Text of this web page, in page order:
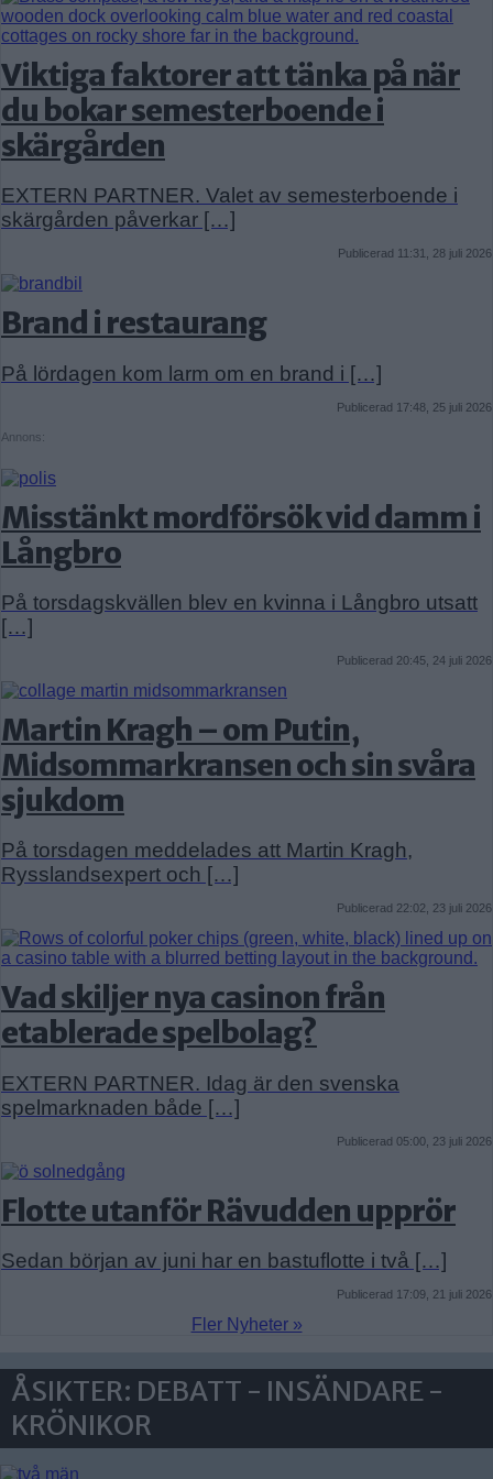
Viktiga faktorer att tänka på när
du bokar semesterboende i
skärgården
EXTERN PARTNER. Valet av semesterboende i
skärgården påverkar […]
Publicerad 11:31, 28 juli 2026
Brand i restaurang
På lördagen kom larm om en brand i […]
Publicerad 17:48, 25 juli 2026
Annons:
Misstänkt mordförsök vid damm i
Långbro
På torsdagskvällen blev en kvinna i Långbro utsatt
[…]
Publicerad 20:45, 24 juli 2026
Martin Kragh – om Putin,
Midsommarkransen och sin svåra
sjukdom
På torsdagen meddelades att Martin Kragh,
Rysslandsexpert och […]
Publicerad 22:02, 23 juli 2026
Vad skiljer nya casinon från
etablerade spelbolag?
EXTERN PARTNER. Idag är den svenska
spelmarknaden både […]
Publicerad 05:00, 23 juli 2026
Flotte utanför Rävudden upprör
Sedan början av juni har en bastuflotte i två […]
Publicerad 17:09, 21 juli 2026
Fler Nyheter »
ÅSIKTER: DEBATT - INSÄNDARE -
KRÖNIKOR